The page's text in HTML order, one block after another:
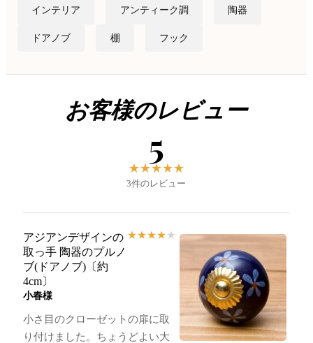
インテリア アンティーク調 陶器
ドアノブ 棚 フック
お客様のレビュー
5
★★★★★
3件のレビュー
アジアンデザインの
取っ手 陶器のプルノ
ブ(ドアノブ)〔約
4cm〕
★★★★ ★
小春様
小さ目のクローゼットの扉に取
り付けました。ちょうどよい大